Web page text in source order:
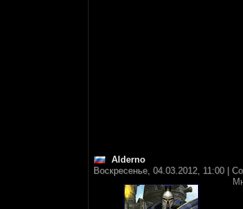
Alderno
Воскресенье, 04.03.2012, 11:00 |